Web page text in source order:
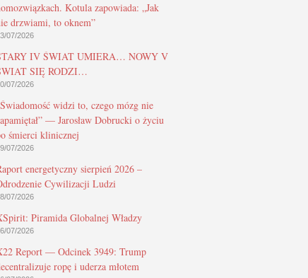
Kotula zapowiada: „Jak
drzwiami, to oknem”
07/2026
IV ŚWIAT UMIERA… NOWY V
SIĘ RODZI…
07/2026
widzi to, czego mózg nie
— Jarosław Dobrucki o życiu
śmierci klinicznej
07/2026
energetyczny sierpień 2026 –
Cywilizacji Ludzi
07/2026
Piramida Globalnej Władzy
07/2026
Report — Odcinek 3949: Trump
ropę i uderza młotem